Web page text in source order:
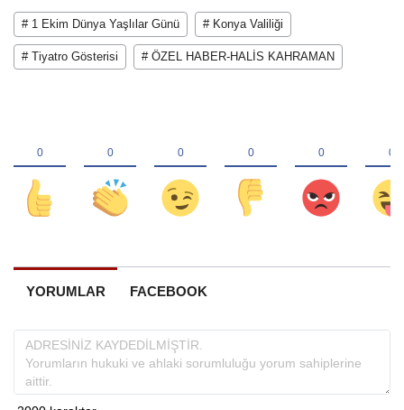
# 1 Ekim Dünya Yaşlılar Günü # Konya Valiliği
# Tiyatro Gösterisi # ÖZEL HABER-HALİS KAHRAMAN
YORUMLAR FACEBOOK